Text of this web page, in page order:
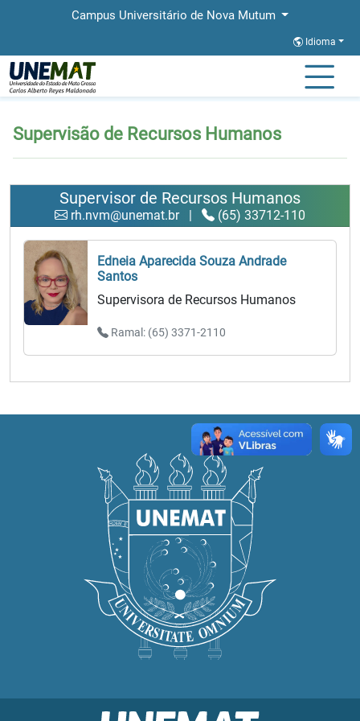
Campus Universitário de Nova Mutum
Idioma
Página Inicial
Supervisão de Recursos Humanos
Supervisor de Recursos Humanos
rh.nvm@unemat.br | (65) 33712-110
Edneia Aparecida Souza Andrade
Santos
Supervisora de Recursos Humanos
Ramal: (65) 3371-2110